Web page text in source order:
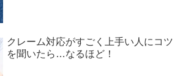
クレーム対応がすごく上手い人にコツ
を聞いたら…なるほど！